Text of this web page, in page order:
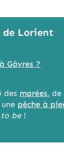
de Lorient
Gâvres ?
des marées,
pêche à
be!